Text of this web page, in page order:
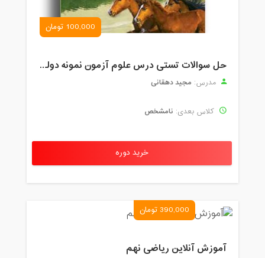
100,000 تومان
حل سوالات تستی درس علوم آزمون نمونه دولتی و تیزهوشان2
مدرس: مجید دهقانی
کلاس بعدی: نامشخص
خرید دوره
390,000 تومان
آموزش آنلاین ریاضی نهم